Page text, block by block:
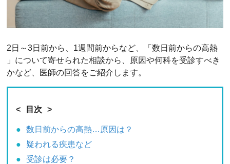
2日～3日前から、1週間前からなど、「数日前からの高熱
」について寄せられた相談から、原因や何科を受診すべき
かなど、医師の回答をご紹介します。
目次
数日前からの高熱…原因は？
疑われる疾患など
受診は必要？